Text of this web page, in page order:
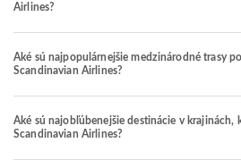
Airlines?
Aké sú najpopulárnejšie medzinárodné trasy
Scandinavian Airlines?
Aké sú najobľúbenejšie destinácie v krajinách,
Scandinavian Airlines?